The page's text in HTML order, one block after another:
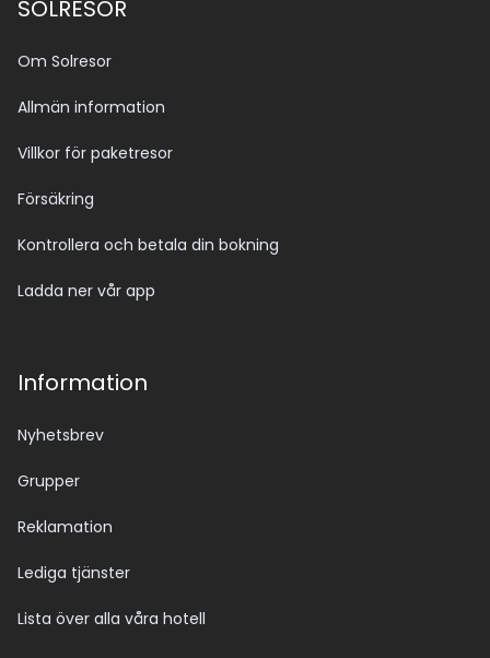
SOLRESOR
Om Solresor
Allmän information
Villkor för paketresor
Försäkring
Kontrollera och betala din bokning
Ladda ner vår app
Information
Nyhetsbrev
Grupper
Reklamation
Lediga tjänster
Lista över alla våra hotell